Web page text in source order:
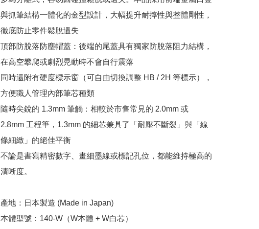
與抓筆結構一體化的金型設計，大幅提升耐摔性與整體剛性，
徹底防止零件鬆脫遺失
頂部防脫落防塵帽蓋：後端的尾蓋具有獨家防脫落阻力結構，
在高空攀爬或劇烈晃動時不會自行震落
同時還附有硬度標示窗（可自由切換調整 HB / 2H 等標示），
方便職人管理內部筆芯種類
隨時尖銳的 1.3mm 筆觸：相較於市售常見的 2.0mm 或
2.8mm 工程筆，1.3mm 的細芯兼具了「耐壓不斷裂」與「線
條細緻」的絕佳平衡
不論是書寫精密數字、畫細墨線或標記孔位，都能維持極高的
清晰度。
產地：日本製造 (Made in Japan)
本體型號：140-W（W本體 + W白芯）